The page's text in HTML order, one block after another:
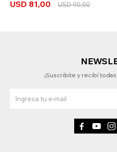
USD 81,00 USD90,00
¡Suscribite y recibí
  